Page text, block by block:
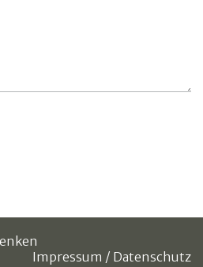
Impressum / Datenschutz